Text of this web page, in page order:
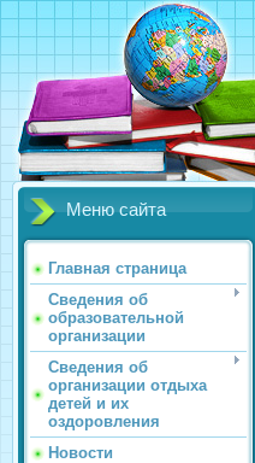
Меню сайта
Главная страница
Сведения об
образовательной
организации
Сведения об
организации отдыха
детей и их
оздоровления
Новости